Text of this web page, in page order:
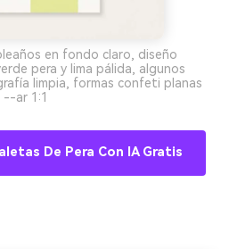
en fondo claro, diseño
pera y lima pálida, algunos
limpia, formas confeti planas
ar 1:1
De Pera Con IA Gratis